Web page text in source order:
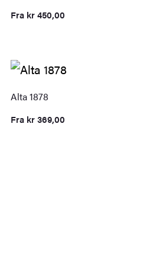
Fra kr450,00
Alta 1878
Fra kr369,00